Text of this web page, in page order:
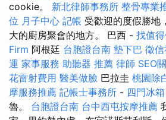
cookie。 新北律師事務所 整骨專業
位 月子中心 記帳 受歡迎的度假勝地
大的廚房聚會的地方。 巴西 - 找值
Firm 阿根廷 台胞證台南 墊下巴 徵
運 家事服務 助聽器 推薦 律師 SEO
花雷射費用 醫美做臉 巴拉圭 桃園除
摩服務推薦 記帳士事務所 - 四門冰箱
魯。 台胞證台南 台中西屯按摩推薦